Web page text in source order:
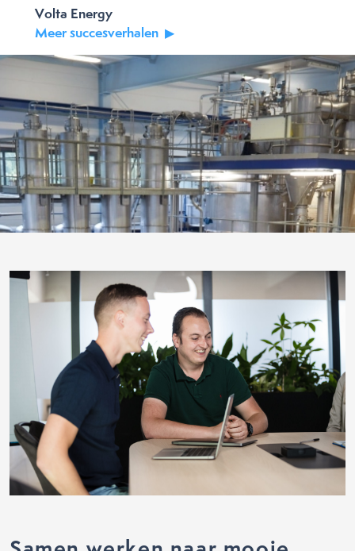
Volta Energy
Meer succesverhalen